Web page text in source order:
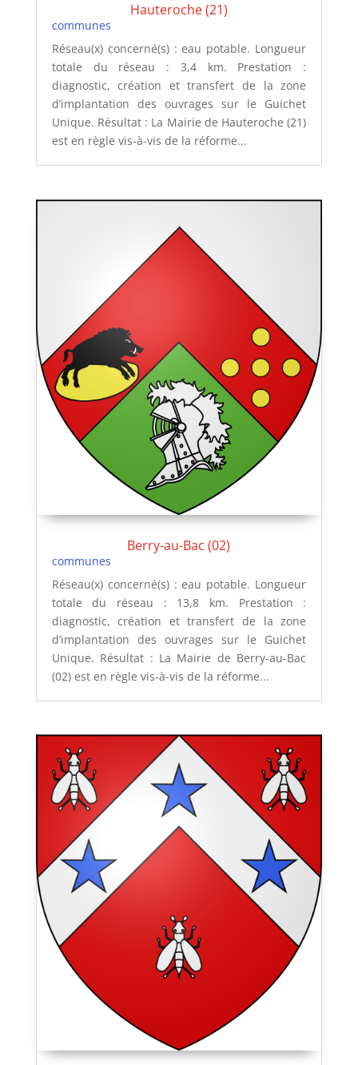
Hauteroche (21)
communes
Réseau(x) concerné(s) : eau potable. Longueur
totale du réseau : 3,4 km. Prestation :
diagnostic, création et transfert de la zone
d’implantation des ouvrages sur le Guichet
Unique. Résultat : La Mairie de Hauteroche (21)
est en règle vis-à-vis de la réforme...
Berry-au-Bac (02)
communes
Réseau(x) concerné(s) : eau potable. Longueur
totale du réseau : 13,8 km. Prestation :
diagnostic, création et transfert de la zone
d’implantation des ouvrages sur le Guichet
Unique. Résultat : La Mairie de Berry-au-Bac
(02) est en règle vis-à-vis de la réforme...